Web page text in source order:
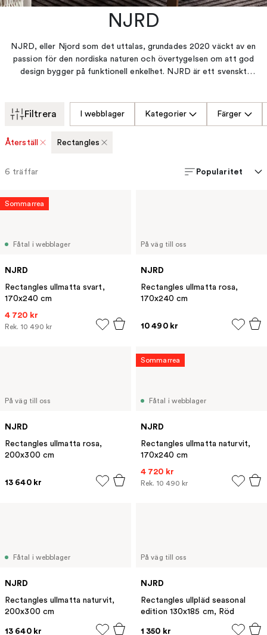
NJRD
NJRD, eller Njord som det uttalas, grundades 2020 väckt av en
passion för den nordiska naturen och övertygelsen om att god
design bygger på funktionell enkelhet. NJRD är ett svenskt
innehåller Metric Focus No.1 – pläden som gav upphov till hela
och taktilt porslin för fler skandinaviska stunder. Formgivarna
designfilosofi om att form följer funktion är tydligt märkbar i
hem, och dina stunder, en skandinavisk inramning.
Filtrera I webblager Kategorier Färger
Återställ Rectangles
6 träffar Popularitet
Fåtal i webblager
NJRD
Rectangles ullmatta svart,
170x240 cm
4 720 kr
Rek. 10 490 kr
Sommarrea
På väg till oss
NJRD
Rectangles ullmatta rosa,
170x240 cm
10 490 kr
På väg till oss
NJRD
Rectangles ullmatta rosa,
200x300 cm
13 640 kr
Fåtal i webblager
NJRD
Rectangles ullmatta naturvit,
170x240 cm
4 720 kr
Rek. 10 490 kr
Sommarrea
Fåtal i webblager
NJRD
Rectangles ullmatta naturvit,
200x300 cm
13 640 kr
På väg till oss
NJRD
Rectangles ullpläd seasonal
edition 130x185 cm, Röd
1 350 kr